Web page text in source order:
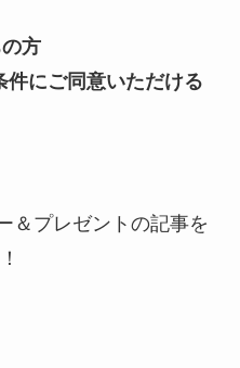
方
にご同意いただける
＆プレゼントの記事を